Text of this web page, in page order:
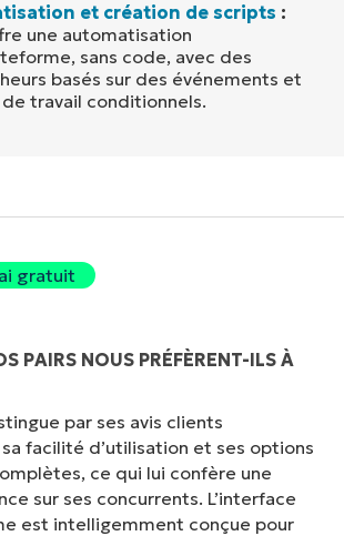
et création de scripts :
une automatisation
sans code, avec des
basés sur des événements et
travail conditionnels.
gratuit
PAIRS NOUS PRÉFÈRENT-ILS À
par ses avis clients
facilité d’utilisation et ses options
ce qui lui confère une
sur ses concurrents. L’interface
est intelligemment conçue pour